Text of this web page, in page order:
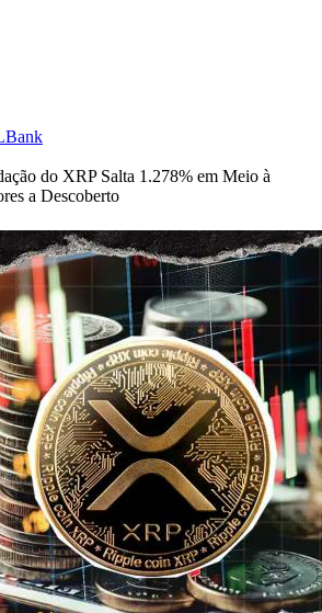
do XRP Salta 1.278% em Meio à
a Descoberto